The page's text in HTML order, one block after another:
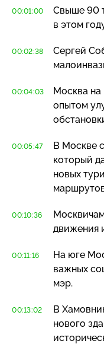
00:01:00
Свыше 90
в этом
00:02:38
Сергей
00:04:03
Москва на
опытом
00:05:47
В Москве
который
новых
00:10:36
движения
00:11:16
На юге
важных
мэр.
00:13:02
В
нового